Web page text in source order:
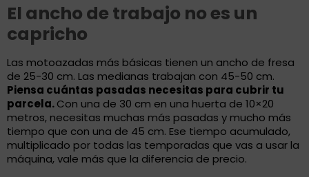
El ancho de trabajo no es un
capricho
Las motoazadas más básicas tienen un ancho de fresa
de 25-30 cm. Las medianas trabajan con 45-50 cm.
Piensa cuántas pasadas necesitas para cubrir tu
parcela.Con una de 30 cm en una huerta de 10×20
metros, necesitas muchas más pasadas y mucho más
tiempo que con una de 45 cm. Ese tiempo acumulado,
multiplicado por todas las temporadas que vas a usar la
máquina, vale más que la diferencia de precio.